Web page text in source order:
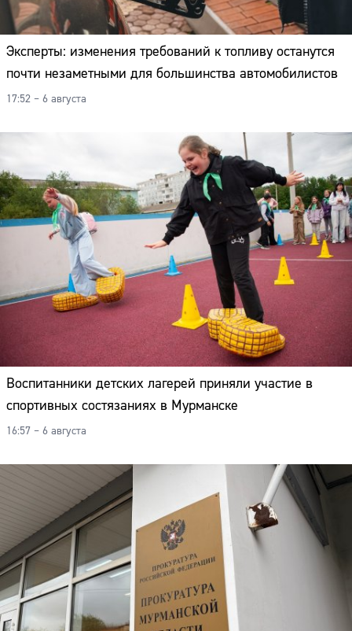
Эксперты: изменения требований к топливу останутся
почти незаметными для большинства автомобилистов
17:52 – 6 августа
Воспитанники детских лагерей приняли участие в
спортивных состязаниях в Мурманске
16:57 – 6 августа